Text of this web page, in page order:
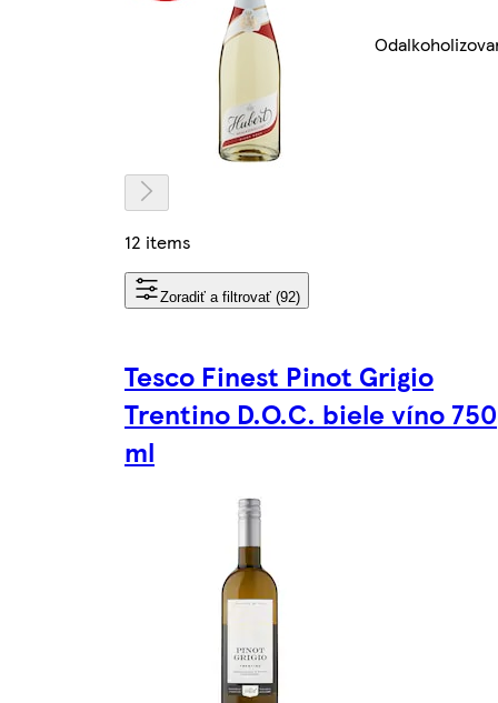
12 items
Zoradiť a filtrovať (92)
Tesco Finest Pinot Grigio
Trentino D.O.C. biele víno 750
ml